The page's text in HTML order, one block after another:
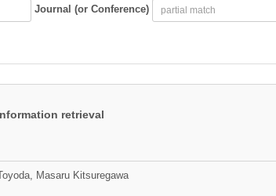
Journal (or Conference)
retrieval
Masaru Kitsuregawa